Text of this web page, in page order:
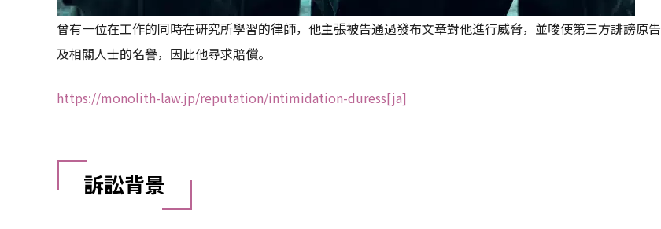
曾有一位在工作的同時在研究所學習的律師，他主張被告通過發布文章對他進行威脅，並唆使第三方誹謗原告
及相關人士的名譽，因此他尋求賠償。
https://monolith-law.jp/reputation/intimidation-duress[ja]
訴訟背景